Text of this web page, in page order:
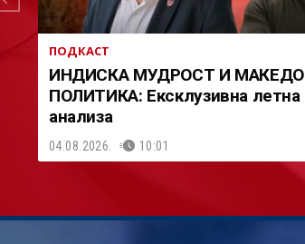
ПОДКАСТ
ИНДИСКА МУДРОСТ И
ПОЛИТИКА: Ексклузивна летна
анализа
04.08.2026. 10:01